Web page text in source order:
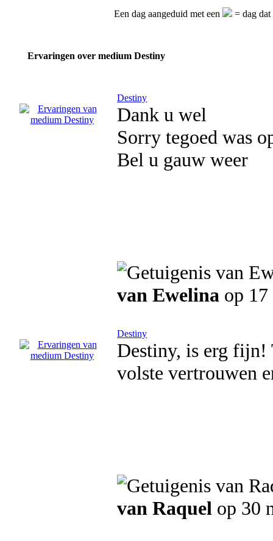
Een dag aangeduid met een = dag
Ervaringen over medium Destiny
Destiny
Dank u wel
Sorry tegoed was
Bel u gauw weer
van Ewelina op
Destiny
Destiny, is erg fijn!
volste vertrouwen
van Raquel op 30